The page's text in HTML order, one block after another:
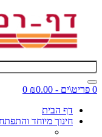
0 פריט\ים - ₪0.00
0
דף הבית
חינוך מיוחד